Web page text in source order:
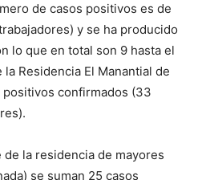
de casos positivos es de
y se ha producido
lo que en total son 9 hasta el
Residencia El Manantial de
confirmados (33
la residencia de mayores
se suman 25 casos